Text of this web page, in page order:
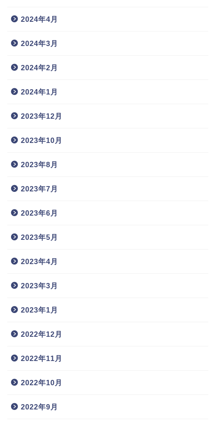
2024年4月
2024年3月
2024年2月
2024年1月
2023年12月
2023年10月
2023年8月
2023年7月
2023年6月
2023年5月
2023年4月
2023年3月
2023年1月
2022年12月
2022年11月
2022年10月
2022年9月